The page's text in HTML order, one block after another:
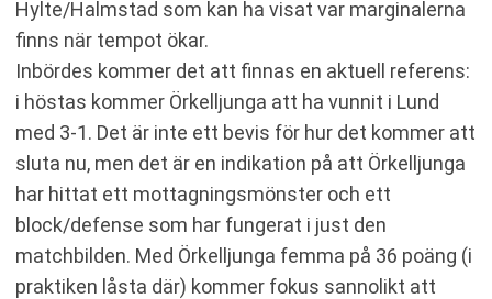
Hylte/Halmstad som kan ha visat var marginalerna
finns när tempot ökar.
Inbördes kommer det att finnas en aktuell referens:
i höstas kommer Örkelljunga att ha vunnit i Lund
med 3-1. Det är inte ett bevis för hur det kommer att
sluta nu, men det är en indikation på att Örkelljunga
har hittat ett mottagningsmönster och ett
block/defense som har fungerat i just den
matchbilden. Med Örkelljunga femma på 36 poäng (i
praktiken låsta där) kommer fokus sannolikt att